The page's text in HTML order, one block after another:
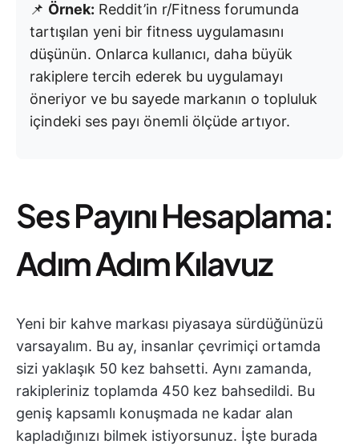
📌 Örnek: Reddit’in r/Fitness forumunda
tartışılan yeni bir fitness uygulamasını
düşünün. Onlarca kullanıcı, daha büyük
rakiplere tercih ederek bu uygulamayı
öneriyor ve bu sayede markanın o topluluk
içindeki ses payı önemli ölçüde artıyor.
Ses Payını Hesaplama:
Adım Adım Kılavuz
Yeni bir kahve markası piyasaya sürdüğünüzü
varsayalım. Bu ay, insanlar çevrimiçi ortamda
sizi yaklaşık 50 kez bahsetti. Aynı zamanda,
rakipleriniz toplamda 450 kez bahsedildi. Bu
geniş kapsamlı konuşmada ne kadar alan
kapladığınızı bilmek istiyorsunuz. İşte burada